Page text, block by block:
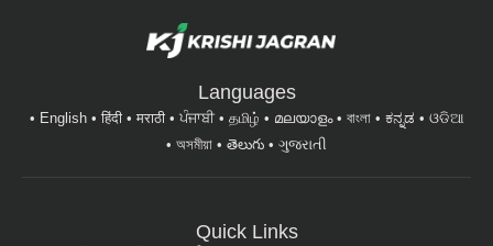
Languages
English हिंदी मराठी ਪੰਜਾਬੀ தமிழ் മലയാളം বাংলা ಕನ್ನಡ
ଓଡିଆ
অসমীয়া
తెలుగు ગુજરાતી
Quick Links